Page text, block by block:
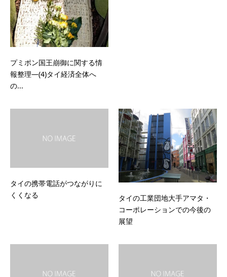
プミポン国王崩御に関する情
報整理―(4)タイ経済全体へ
の...
タイの携帯電話がつながりに
くくなる
タイの工業団地大手アマタ・
コーポレーションでの今後の
展望